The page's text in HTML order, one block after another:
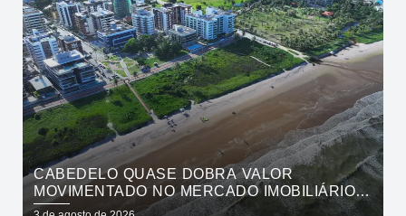
CABEDELO QUASE DOBRA VALOR
MOVIMENTADO NO MERCADO IMOBILIÁRIO
EM UM ANO